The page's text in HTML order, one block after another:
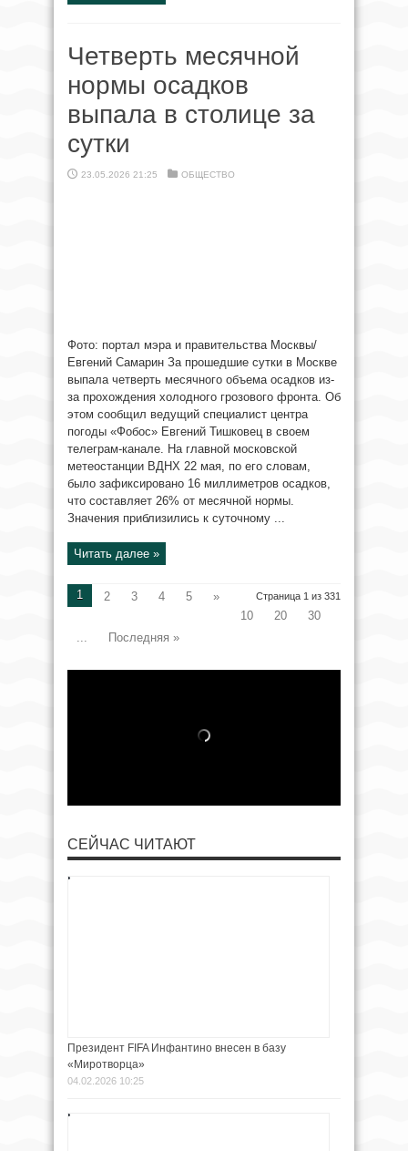
Четверть месячной
нормы осадков
выпала в столице за
сутки
23.05.2026 21:25 ОБЩЕСТВО
Фото: портал мэра и правительства Москвы/
Евгений Самарин За прошедшие сутки в Москве
выпала четверть месячного объема осадков из-
за прохождения холодного грозового фронта. Об
этом сообщил ведущий специалист центра
погоды «Фобос» Евгений Тишковец в своем
телеграм-канале. На главной московской
метеостанции ВДНХ 22 мая, по его словам,
было зафиксировано 16 миллиметров осадков,
что составляет 26% от месячной нормы.
Значения приблизились к суточному ...
Читать далее »
Страница 1 из 331
1 2 3 4 5
»
10
20
30
...
Последняя »
СЕЙЧАС ЧИТАЮТ
Президент FIFA Инфантино внесен в базу
«Миротворца»
04.02.2026 10:25